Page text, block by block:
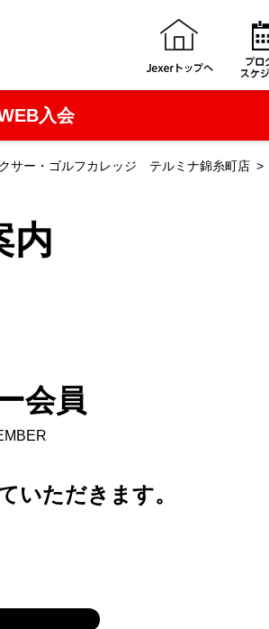
入会
サー・ゴルフカレッジ テルミナ錦糸町店
内
会員
いただきます。